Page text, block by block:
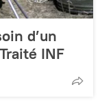
d’un
INF